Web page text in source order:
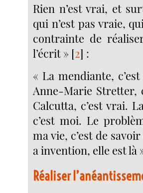
Rien n’est vrai, et
qui n’est pas vraie,
contrainte de
l’écrit » [2] :
« La mendiante,
Anne-Marie Stretter,
Calcutta, c’est vrai.
c’est moi. Le
ma vie, c’est de
a invention, elle est là
Réaliser